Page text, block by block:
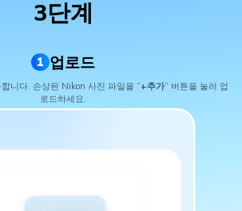
3단계
1 업로드
니다. 손상된 Nikon 사진 파일을 “+추가” 버튼을 눌러 업
로드하세요.
더 보기
무료 체험하기